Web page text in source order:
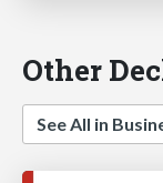
Other
See All in